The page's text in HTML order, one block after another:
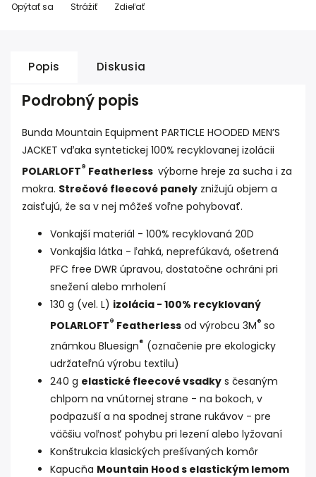
Opýtať sa Strážiť Zdieľať
Popis Diskusia
Podrobný popis
Bunda Mountain Equipment PARTICLE HOODED MEN’S
JACKET vďaka syntetickej 100% recyklovanej izolácii
POLARLOFT® Featherless výborne hreje za sucha i za
mokra. Strečové fleecové panely znižujú objem a
zaisťujú, že sa v nej môžeš voľne pohybovať.
Vonkajší materiál - 100% recyklovaná 20D
Vonkajšia látka - ľahká, neprefúkavá, ošetrená
PFC free DWR úpravou, dostatočne ochráni pri
snežení alebo mrholení
130 g (vel. L) izolácia - 100% recyklovaný
POLARLOFT® Featherless od výrobcu 3M® so
známkou Bluesign® (označenie pre ekologicky
udržateľnú výrobu textilu)
240 g elastické fleecové vsadky s česaným
chlpom na vnútornej strane - na bokoch, v
podpazuší a na spodnej strane rukávov - pre
väčšiu voľnosť pohybu pri lezení alebo lyžovaní
Konštrukcia klasických prešívaných komôr
Kapucňa Mountain Hood s elastickým lemom